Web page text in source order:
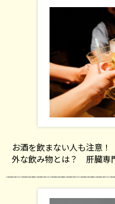
お酒を飲まない人も注意
外な飲み物とは？ 肝臓専